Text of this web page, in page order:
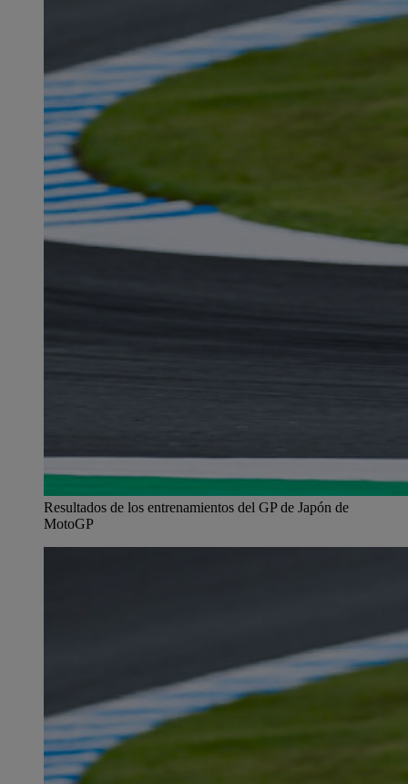
Resultados de los entrenamientos del GP de Japón de
MotoGP